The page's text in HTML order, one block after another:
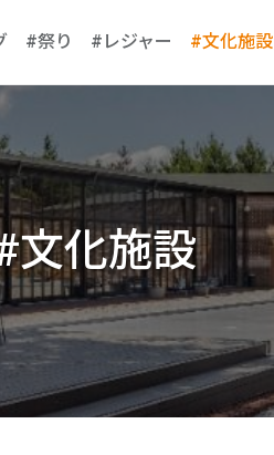
#祭り #レジャー #文化施設
文化施設